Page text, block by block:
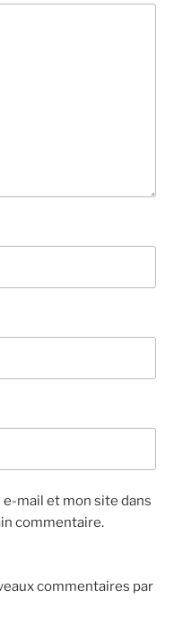
mail et mon site dans
commentaire.
commentaires par